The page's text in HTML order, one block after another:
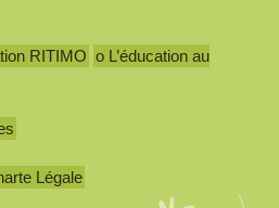
RITIMO o L’éducation au
Légale